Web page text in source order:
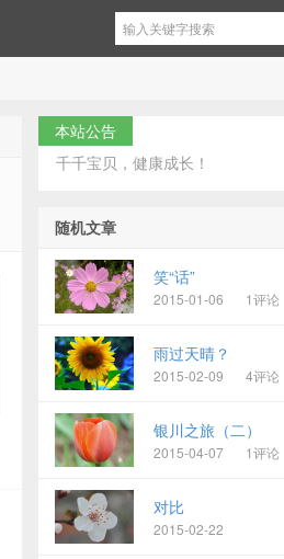
本站公告
千千宝贝，健康成长！
随机文章
笑“话”
2015-01-06 1评论
雨过天晴？
2015-02-09 4评论
银川之旅（二）
2015-04-07 1评论
对比
2015-02-22